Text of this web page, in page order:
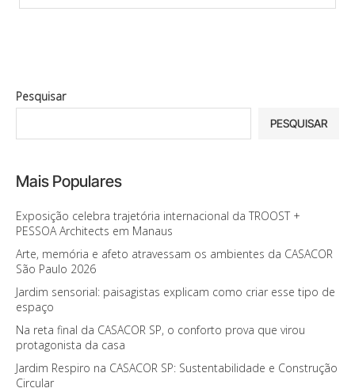
Pesquisar
PESQUISAR
Mais Populares
Exposição celebra trajetória internacional da TROOST +
PESSOA Architects em Manaus
Arte, memória e afeto atravessam os ambientes da CASACOR
São Paulo 2026
Jardim sensorial: paisagistas explicam como criar esse tipo de
espaço
Na reta final da CASACOR SP, o conforto prova que virou
protagonista da casa
Jardim Respiro na CASACOR SP: Sustentabilidade e Construção
Circular